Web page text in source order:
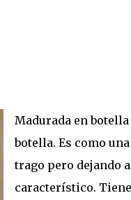
Madurada en
botella. Es como
trago pero dejando
característico.